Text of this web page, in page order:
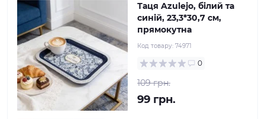
Таця Azulejo, білий та
синій, 23,3*30,7 см,
прямокутна
Код товару: 74971
0
109 грн.
99 грн.